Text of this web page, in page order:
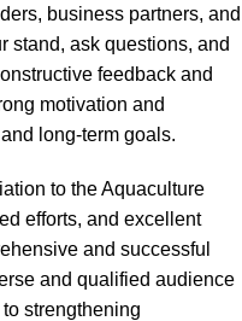
business partners, and
stand, ask questions, and
feedback and
motivation and
long-term goals.
to the Aquaculture
efforts, and excellent
and successful
and qualified audience
strengthening